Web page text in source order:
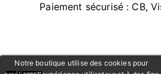
Notre boutique utilise des cookies pour
Paiement sécurisé : CB,